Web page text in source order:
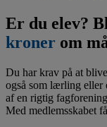
Er du elev?
kroner om
Du har krav på at
også som lærling eller
af en rigtig
Med medlemsskabet